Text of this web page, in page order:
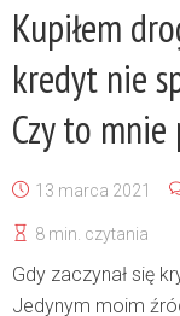
Kupiłem
kredyt nie
Czy to mnie
13 marca 2021
8 min. czytania
Gdy zaczynał się
Jedynym moim